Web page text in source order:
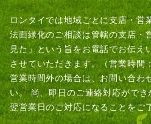
ロンタイでは地域ごとに支店・営
法面緑化のご相談は管轄の支店・
見た」という旨をお電話でお伝え
させていただきます。（営業時間
営業時間外の場合は、お問い合わ
い。尚、即日のご連絡対応ができ
翌営業日のご対応になることをご